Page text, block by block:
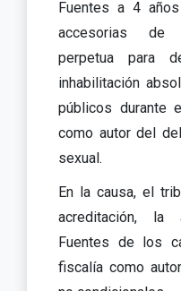
Fuentes a 4
accesorias de
perpetua para
inhabilitación
públicos durante
como autor del
sexual.
En la causa, el
acreditación, la
Fuentes de los
fiscalía como